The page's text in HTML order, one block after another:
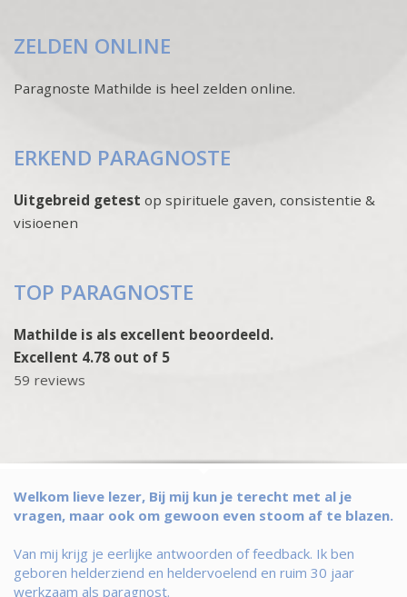
ZELDEN ONLINE
Paragnoste Mathilde is heel zelden online.
ERKEND PARAGNOSTE
Uitgebreid getest op spirituele gaven, consistentie &
visioenen
TOP PARAGNOSTE
Mathilde is als excellent beoordeeld.
Excellent 4.78 out of 5
59 reviews
Welkom lieve lezer, Bij mij kun je terecht met al je
vragen, maar ook om gewoon even stoom af te blazen.
Van mij krijg je eerlijke antwoorden of feedback. Ik ben
geboren helderziend en heldervoelend en ruim 30 jaar
werkzaam als paragnost.